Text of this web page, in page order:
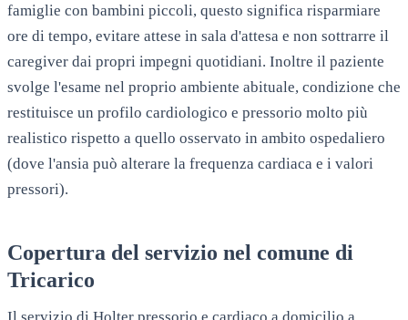
famiglie con bambini piccoli, questo significa risparmiare
ore di tempo, evitare attese in sala d'attesa e non sottrarre il
caregiver dai propri impegni quotidiani. Inoltre il paziente
svolge l'esame nel proprio ambiente abituale, condizione che
restituisce un profilo cardiologico e pressorio molto più
realistico rispetto a quello osservato in ambito ospedaliero
(dove l'ansia può alterare la frequenza cardiaca e i valori
pressori).
Copertura del servizio nel comune di
Tricarico